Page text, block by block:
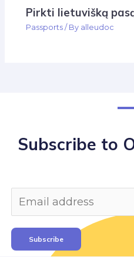
Pirkti lietuvišką
Passports / By alleudoc
Subscribe to
Subscribe